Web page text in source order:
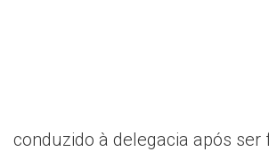
conduzido à delegacia após ser